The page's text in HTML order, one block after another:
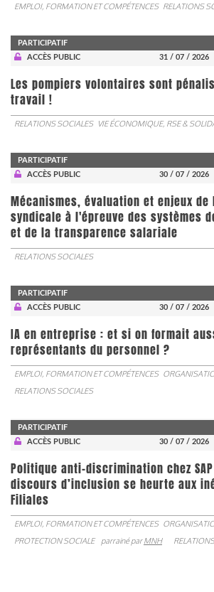
EMPLOI, FORMATION ET COMPÉTENCES RELATIONS
PARTICIPATIF
ACCÈS PUBLIC
31 / 07 / 2026
Les pompiers volontaires sont
travail !
RELATIONS SOCIALES VIE ÉCONOMIQUE, RSE &
PARTICIPATIF
ACCÈS PUBLIC
30 / 07 / 2026
Mécanismes, évaluation et enjeux
syndicale à l'épreuve des systèmes
et de la transparence salariale
RELATIONS SOCIALES
PARTICIPATIF
ACCÈS PUBLIC
30 / 07 / 2026
IA en entreprise : et si on formait
représentants du personnel ?
EMPLOI, FORMATION ET COMPÉTENCES
RELATIONS SOCIALES
PARTICIPATIF
ACCÈS PUBLIC
30 / 07 / 2026
Politique anti-discrimination chez
discours d’inclusion se heurte aux
Filiales
EMPLOI, FORMATION ET COMPÉTENCES
PROTECTION SOCIALE
parrainé parMNH